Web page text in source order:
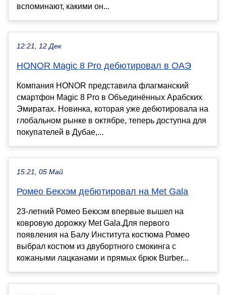
вспоминают, какими он...
12:21, 12 Дек
HONOR Magic 8 Pro дебютировал в ОАЭ
Компания HONOR представила флагманский
смартфон Magic 8 Pro в Объединённых Арабских
Эмиратах. Новинка, которая уже дебютировала на
глобальном рынке в октябре, теперь доступна для
покупателей в Дубае,...
15:21, 05 Май
Ромео Бекхэм дебютировал на Met Gala
23-летний Ромео Бекхэм впервые вышел на
ковровую дорожку Met Gala.Для первого
появления на Балу Института костюма Ромео
выбрал костюм из двубортного смокинга с
кожаными лацканами и прямых брюк Burber...